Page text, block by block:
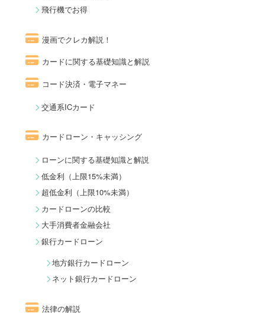
飛行機でお得
漫画でクレカ解説！
カードに関する基礎知識と解説
コード決済・電子マネー
交通系ICカード
カードローン・キャッシング
ローンに関する基礎知識と解説
低金利（上限15%未満）
超低金利（上限10%未満）
カードローンの比較
大手消費者金融会社
銀行カードローン
地方銀行カードローン
ネット銀行カードローン
法律の解説